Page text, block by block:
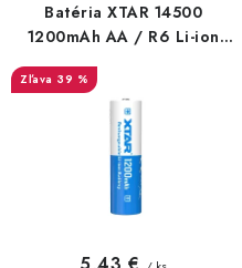
d
u
r
o
Batéria XTAR 14500
1200mAh AA / R6 Li-ion
3,7V s ochranou
39 %